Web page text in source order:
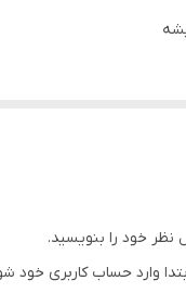
نظر خود را بنویسید.
وارد حساب کاربری خود